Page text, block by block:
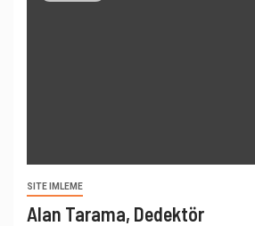
SITE IMLEME
Alan Tarama, Dedektör